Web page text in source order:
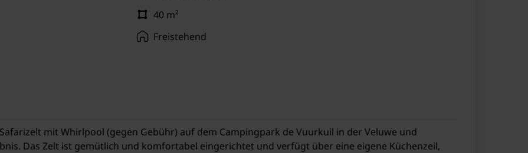
40 m²
Freistehend
mit Whirlpool (gegen Gebühr) auf dem Campingpark de Vuurkuil in der Veluwe und
Das Zelt ist gemütlich und komfortabel eingerichtet und verfügt über eine eigene Küchenzeil,